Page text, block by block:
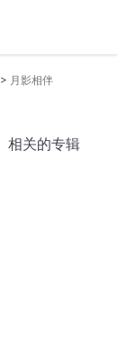
> 月影相伴
相关的专辑